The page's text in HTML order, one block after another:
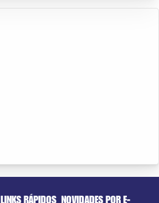
LINKS RÁPIDOS NOVIDADES POR E-